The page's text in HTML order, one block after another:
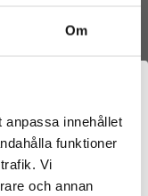
Om
anpassa innehållet
funktioner
Vi
och annan
grön UV 50
justera ditt val